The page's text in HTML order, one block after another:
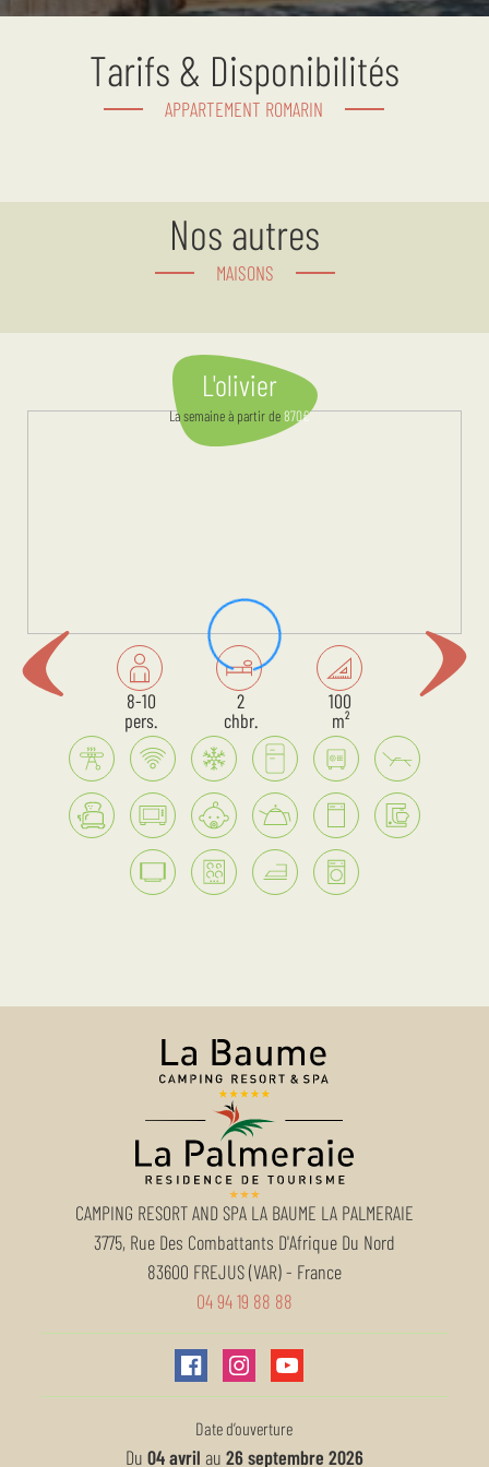
Tarifs & Disponibilités
APPARTEMENT ROMARIN
Nos autres
MAISONS
L'olivier
La semaineà partir de870€
8-10
pers.
2
chbr.
100
m²
CAMPING RESORT AND SPA LA BAUME LA PALMERAIE
3775, Rue Des Combattants D'Afrique Du Nord
83600 FREJUS (VAR)- France
04 94 19 88 88
Date d’ouverture
Du 04 avril au 26 septembre 2026